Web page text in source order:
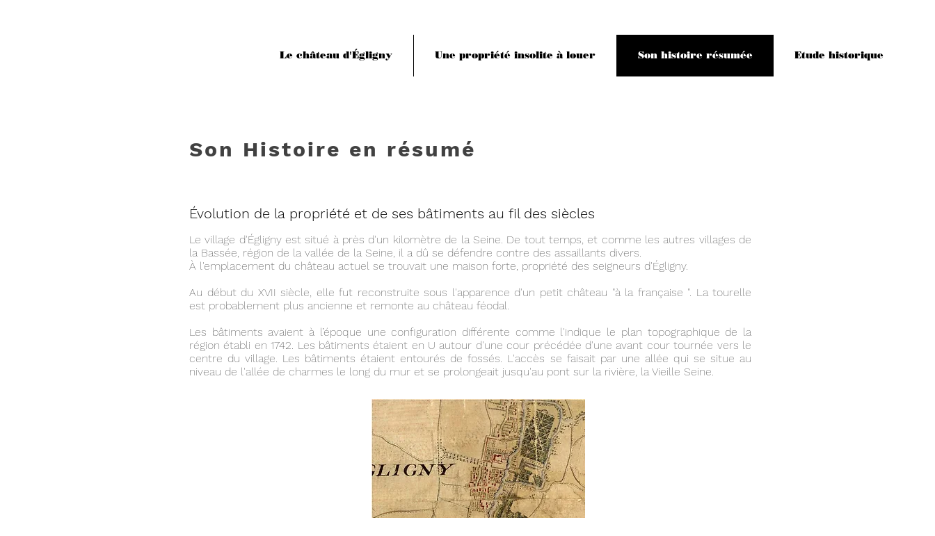
Le château d'Égligny Une propriété insolite à louer Son histoire résumée Etude historique
Son Histoire en résumé
Évolution de la propriété et de ses bâtiments au fil des siècles
Le village d'Égligny est situé à près d'un kilomètre de la Seine. De tout temps, et comme les autres villages de
la Bassée, région de la vallée de la Seine, il a dû se défendre contre des assaillants divers.
À l'emplacement du château actuel se trouvait une maison forte, propriété des seigneurs d'Égligny.
Au début du XVII siècle, elle fut reconstruite sous l'apparence d'un petit château "à la française ". La tourelle
est probablement plus ancienne et remonte au château féodal.
Les bâtiments avaient à l’époque une configuration différente comme l'indique le plan topographique de la
région établi en 1742. Les bâtiments étaient en U autour d'une cour précédée d'une avant cour tournée vers le
centre du village. Les bâtiments étaient entourés de fossés. L'accès se faisait par une allée qui se situe au
niveau de l'allée de charmes le long du mur et se prolongeait jusqu'au pont sur la rivière, la Vieille Seine.